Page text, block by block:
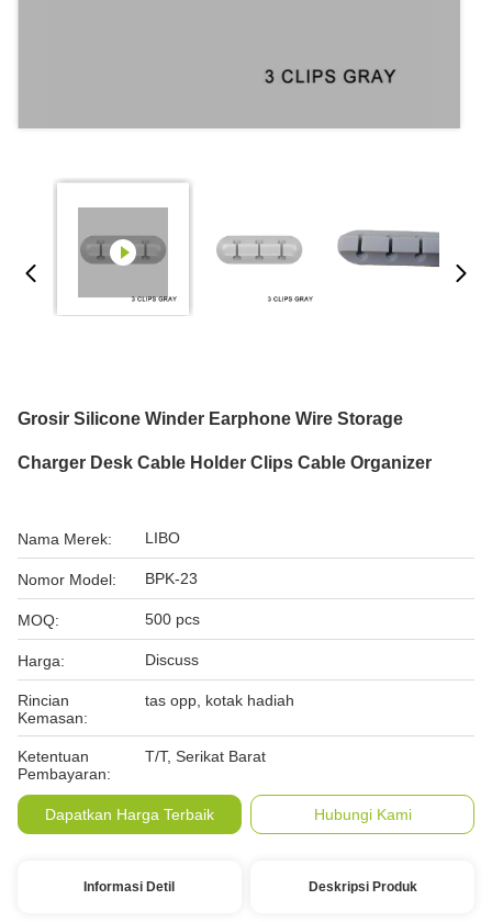
Grosir Silicone Winder Earphone Wire Storage
Charger Desk Cable Holder Clips Cable Organizer
Nama Merek: LIBO
Nomor Model: BPK-23
MOQ: 500 pcs
Harga: Discuss
Rincian
Kemasan:
tas opp, kotak hadiah
Ketentuan
Pembayaran:
T/T, Serikat Barat
Dapatkan Harga Terbaik Hubungi Kami
Informasi Detil Deskripsi Produk